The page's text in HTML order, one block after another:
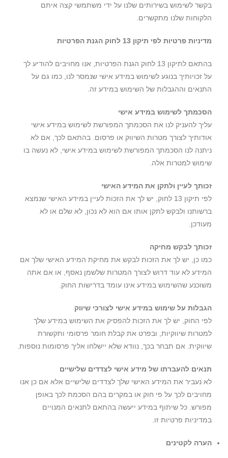
בקשר לשימוש בשירותים שלנו על ידי משתמשי קצה איתם
הלקוחות שלנו מתקשרים.
מדיניות פרטיות לפי תיקון 13 לחוק הגנת הפרטיות
בהתאם לתיקון 13 לחוק הגנת הפרטיות, אנו מחויבים להודיע לך
על זכויותיך בנוגע לשימוש במידע אישי שנמסר לנו, כמו גם על
התנאים וההגבלות של השימוש במידע זה.
הסכמתך לשימוש במידע אישי
עליך להעניק לנו את הסכמתך המפורשת לשימוש במידע אישי
אודותיך לצורך מטרות השיווק או פרסום. בהתאם לכך, אם לא
ניתנה לנו הסכמתך המפורשת לשימוש במידע אישי, לא נעשה בו
שימוש למטרות אלה.
זכותך לעיין ולתקן את המידע האישי
לפי תיקון 13 לחוק, יש לך את הזכות לעיין במידע האישי שנמצא
ברשותנו ולבקש לתקן אותו אם הוא לא נכון, לא שלם או לא
מעודכן.
זכותך לבקש מחיקה
כמו כן, יש לך את הזכות לבקש את מחיקת המידע האישי שלך אם
המידע לא עוד דרוש לצורך המטרות שלשמן נאסף, או אם אתה
משוכנע שהשימוש במידע אינו עומד בדרישות החוק.
הגבלות על שימוש במידע אישי לצורכי שיווק
לפי החוק, יש לך את הזכות להפסיק את השימוש במידע שלך
למטרות שיווקיות, ובפרט את קבלת חומר פרסומי ותקשורת
שיווקית. אם תבחר בכך, נוודא שלא יישלחו אליך פרסומות נוספות.
תנאים להעברתו של מידע אישי לצדדים שלישיים
לא נעביר את המידע האישי שלך לצדדים שלישיים אלא אם כן אנו
מחויבים לכך על פי חוק או במקרים בהם הסכמת לכך באופן
מפורש. כל שיתוף במידע ייעשה בהתאם לתנאים המנויים
במדיניות פרטיות זו.
הערה לקטינים